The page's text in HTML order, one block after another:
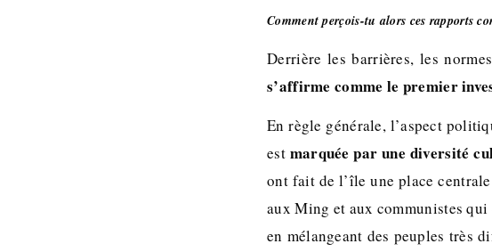
Comment perçois-tu alors ces rapports
Derrière les barrières, les
s’affirme comme le premier
En règle générale, l’aspect
est marquée par une diversité
ont fait de l’île une place
aux Ming et aux communistes
en mélangeant des peuples très